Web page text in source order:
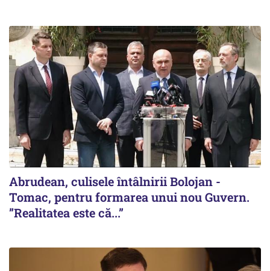
Abrudean, culisele întâlnirii Bolojan -
Tomac, pentru formarea unui nou Guvern.
”Realitatea este că...”